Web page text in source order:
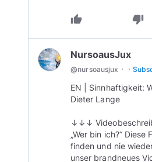
thumb_up thumb_down
NursoausJux
@nursoausjux · ·
EN | Sinnhaftigkeit:
Dieter Lange
↓↓↓
„Wer bin ich?“
finden und nie
unser brandneues